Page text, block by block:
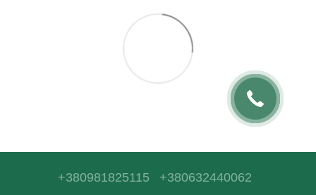
+380981825115 +380632440062